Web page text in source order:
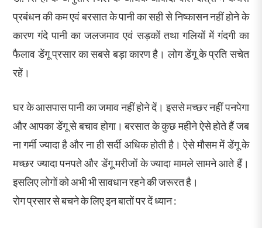
प्रबंधन की कम एवं बरसात के पानी का सही से निष्कासन नहीं होने के
कारण गंदे पानी का जलजमाव एवं सड़कों तथा गलियों में गंदगी का
फैलाव डेंगू प्रसार का सबसे बड़ा कारण है। लोग डेंगू के प्रति सचेत
रहें।
घर के आसपास पानी का जमाव नहीं होने दें। इससे मच्छर नहीं पनपेगा
और आपका डेंगू से बचाव होगा। बरसात के कुछ महीने ऐसे होते हैं जब
ना गर्मी ज्यादा है और ना ही सर्दी अधिक होती है। ऐसे मौसम में डेंगू के
मच्छर ज्यादा पनपते और डेंगू मरीजों के ज्यादा मामले सामने आते हैं।
इसलिए लोगों को अभी भी सावधान रहने की जरूरत है।
रोग प्रसार से बचने के लिए इन बातों पर दें ध्यान :